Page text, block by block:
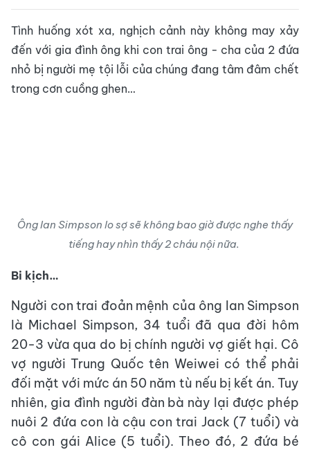
Tình huống xót xa, nghịch cảnh này không may xảy
đến với gia đình ông khi con trai ông - cha của 2 đứa
nhỏ bị người mẹ tội lỗi của chúng đang tâm đâm chết
trong cơn cuồng ghen…
Ông Ian Simpson lo sợ sẽ không bao giờ được nghe thấy
tiếng hay nhìn thấy 2 cháu nội nữa.
Bi kịch…
Người con trai đoản mệnh của ông Ian Simpson
là Michael Simpson, 34 tuổi đã qua đời hôm
20-3 vừa qua do bị chính người vợ giết hại. Cô
vợ người Trung Quốc tên Weiwei có thể phải
đối mặt với mức án 50 năm tù nếu bị kết án. Tuy
nhiên, gia đình người đàn bà này lại được phép
nuôi 2 đứa con là cậu con trai Jack (7 tuổi) và
cô con gái Alice (5 tuổi). Theo đó, 2 đứa bé